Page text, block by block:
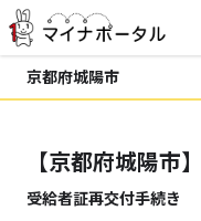
京都府城陽市
【京都府城陽市
受給者証再交付手続き